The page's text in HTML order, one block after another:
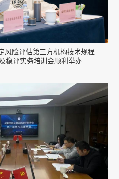
风险评估第三方机构技术规程
稳评实务培训会顺利举办